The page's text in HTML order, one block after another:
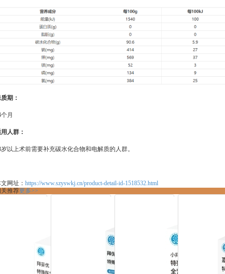
期：
月
人群：
岁以上术前需要补充碳水化合物和电解质的人群。
网址： https://www.szyswkj.cn/product-detail-id-1518532.html
推荐更多>>